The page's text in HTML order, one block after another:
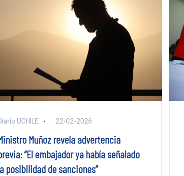
UCHILE 22-02-2026
Muñoz revela advertencia
“El embajador ya había señalado
posibilidad de sanciones”